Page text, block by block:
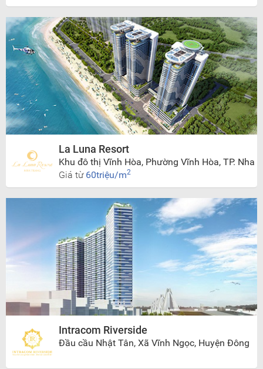
La Luna Resort
Khu đô thị Vĩnh Hòa, Phường Vĩnh Hòa, TP. Nha
Trang
Giá từ 60triệu/m2
Intracom Riverside
Đầu cầu Nhật Tân, Xã Vĩnh Ngọc, Huyện Đông